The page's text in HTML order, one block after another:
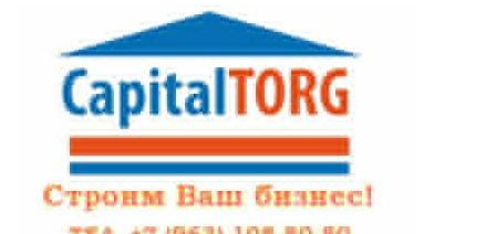
бывшего
хлебозавода